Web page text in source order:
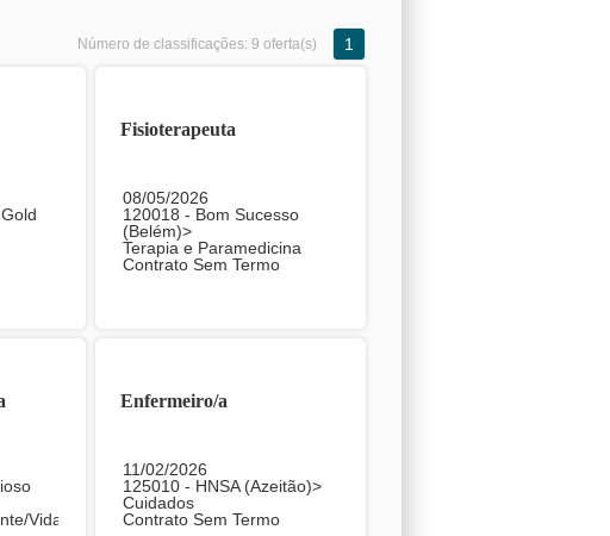
Número de classificações: 9 oferta(s) 1
Fisioterapeuta
08/05/2026
120018 - Bom Sucesso
(Belém)>
Terapia e Paramedicina
Contrato Sem Termo
Vida
Enfermeiro/a
11/02/2026
125010 - HNSA (Azeitão)>
Cuidados
Contrato Sem Termo